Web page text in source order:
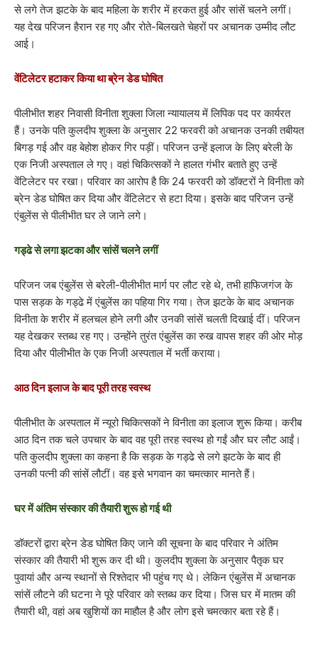
से लगे तेज झटके के बाद महिला के शरीर में हरकत हुई और सांसें चलने लगीं।
यह देख परिजन हैरान रह गए और रोते-बिलखते चेहरों पर अचानक उम्मीद लौट
आई।
वेंटिलेटर हटाकर किया था ब्रेन डेड घोषित
पीलीभीत शहर निवासी विनीता शुक्ला जिला न्यायालय में लिपिक पद पर कार्यरत
हैं। उनके पति कुलदीप शुक्ला के अनुसार 22 फरवरी को अचानक उनकी तबीयत
बिगड़ गई और वह बेहोश होकर गिर पड़ीं। परिजन उन्हें इलाज के लिए बरेली के
एक निजी अस्पताल ले गए। वहां चिकित्सकों ने हालत गंभीर बताते हुए उन्हें
वेंटिलेटर पर रखा। परिवार का आरोप है कि 24 फरवरी को डॉक्टरों ने विनीता को
ब्रेन डेड घोषित कर दिया और वेंटिलेटर से हटा दिया। इसके बाद परिजन उन्हें
एंबुलेंस से पीलीभीत घर ले जाने लगे।
गड्ढे से लगा झटका और सांसें चलने लगीं
परिजन जब एंबुलेंस से बरेली-पीलीभीत मार्ग पर लौट रहे थे, तभी हाफिजगंज के
पास सड़क के गड्ढे में एंबुलेंस का पहिया गिर गया। तेज झटके के बाद अचानक
विनीता के शरीर में हलचल होने लगी और उनकी सांसें चलती दिखाई दीं। परिजन
यह देखकर स्तब्ध रह गए। उन्होंने तुरंत एंबुलेंस का रुख वापस शहर की ओर मोड़
दिया और पीलीभीत के एक निजी अस्पताल में भर्ती कराया।
आठ दिन इलाज के बाद पूरी तरह स्वस्थ
पीलीभीत के अस्पताल में न्यूरो चिकित्सकों ने विनीता का इलाज शुरू किया। करीब
आठ दिन तक चले उपचार के बाद वह पूरी तरह स्वस्थ हो गईं और घर लौट आईं।
पति कुलदीप शुक्ला का कहना है कि सड़क के गड्ढे से लगे झटके के बाद ही
उनकी पत्नी की सांसें लौटीं। वह इसे भगवान का चमत्कार मानते हैं।
घर में अंतिम संस्कार की तैयारी शुरू हो गई थी
डॉक्टरों द्वारा ब्रेन डेड घोषित किए जाने की सूचना के बाद परिवार ने अंतिम
संस्कार की तैयारी भी शुरू कर दी थी। कुलदीप शुक्ला के अनुसार पैतृक घर
पुवायां और अन्य स्थानों से रिश्तेदार भी पहुंच गए थे। लेकिन एंबुलेंस में अचानक
सांसें लौटने की घटना ने पूरे परिवार को स्तब्ध कर दिया। जिस घर में मातम की
तैयारी थी, वहां अब खुशियों का माहौल है और लोग इसे चमत्कार बता रहे हैं।